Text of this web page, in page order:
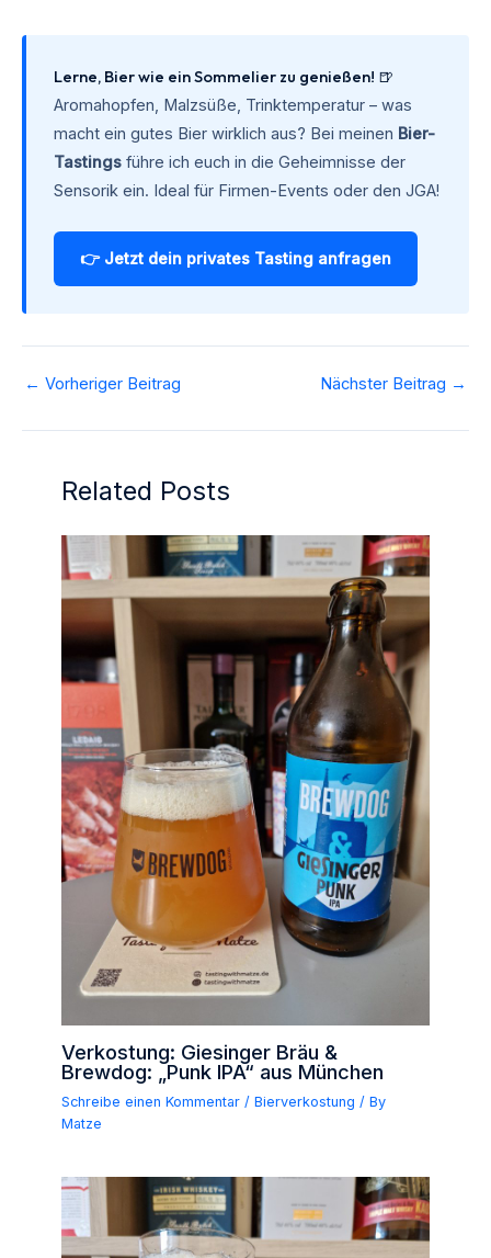
Lerne, Bier wie ein Sommelier zu genießen! 🍺
Aromahopfen, Malzsüße, Trinktemperatur – was
macht ein gutes Bier wirklich aus? Bei meinen Bier-
Tastings führe ich euch in die Geheimnisse der
Sensorik ein. Ideal für Firmen-Events oder den JGA!
👉 Jetzt dein privates Tasting anfragen
← Vorheriger Beitrag Nächster Beitrag →
Related Posts
Verkostung: Giesinger Bräu &
Brewdog: „Punk IPA“ aus München
Schreibe einen Kommentar /Bierverkostung / By
Matze